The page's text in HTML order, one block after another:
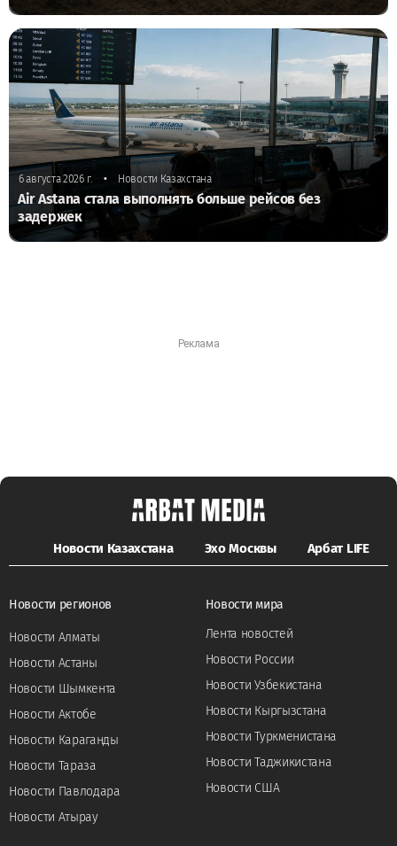
6 августа 2026 г. • Новости Казахстана
Air Astana стала выполнять больше рейсов без
задержек
Новости Казахстана Эхо Москвы Арбат LIFE
Новости регионов
Новости Алматы
Новости Астаны
Новости Шымкента
Новости Актобе
Новости Караганды
Новости Тараза
Новости Павлодара
Новости Атырау
Новости мира
Лента новостей
Новости России
Новости Узбекистана
Новости Кыргызстана
Новости Туркменистана
Новости Таджикистана
Новости США